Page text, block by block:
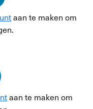
aan te maken om
aan te maken om